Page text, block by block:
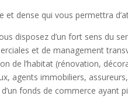
et dense qui vous permettra
disposez d’un fort sens du
et de management
de l’habitat (rénovation,
agents immobiliers,
fonds de commerce ayant